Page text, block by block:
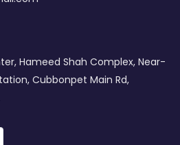
Hameed Shah Complex, Near-
Cubbonpet Main Rd,